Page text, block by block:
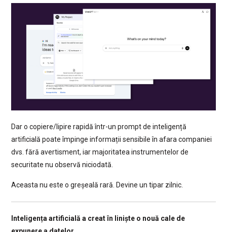
Dar o copiere/lipire rapidă într-un prompt de inteligență
artificială poate împinge informații sensibile în afara companiei
dvs. fără avertisment, iar majoritatea instrumentelor de
securitate nu observă niciodată.
Aceasta nu este o greșeală rară. Devine un tipar zilnic.
Inteligența artificială a creat în liniște o nouă cale de